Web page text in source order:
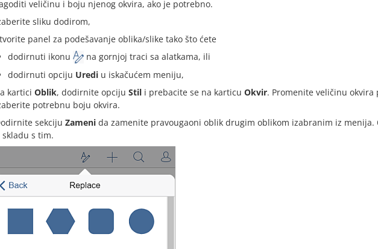
veličinu i boju njenog okvira, ako je potrebno.
sliku dodirom,
panel za podešavanje oblika/slike tako što ćete
dodirnuti ikonu
na gornjoj traci sa alatkama, ili
dodirnuti opciju Uredi u iskačućem meniju,
kartici Oblik, dodirnite opciju Stil i prebacite se na karticu Okvir. Promenite veličinu okvira
potrebnu boju okvira.
sekciju Zameni da zamenite pravougaoni oblik drugim oblikom izabranim iz menija.
skladu s tim.